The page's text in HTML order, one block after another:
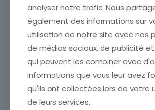
CARTE POSTALE FANTAISIE
HANS ZATZKA DIE MULLEZIN
CARTE
analyser notre trafic. Nous
également des informations sur
utilisation de notre site avec nos
de médias sociaux, de publicité
qui peuvent les combiner avec
informations que vous leur avez
qu'ils ont collectées lors de votre
de leurs services.